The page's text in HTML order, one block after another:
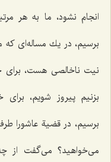
انجام نشود، ما به هر
برسیم، در یك مساله‌ای كه
نیت ناخالصی هست، برای
بزنیم پیروز شویم، برای
برسیم، در قضیة عاشورا
می‌خواهید؟ می‌گفت از